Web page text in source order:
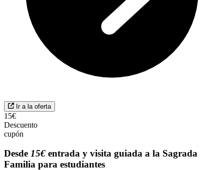
Ir a la oferta
15€
Descuento
cupón
Desde 15€ entrada y visita guiada a la Sagrada
Familia para estudiantes